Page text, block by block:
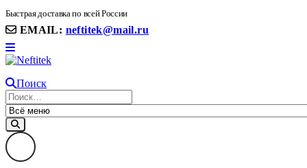
Быстрая доставка по всей России
EMAIL: neftitek@mail.ru
Поиск
8(906) 399 11 22 | 8(905)367-58-58